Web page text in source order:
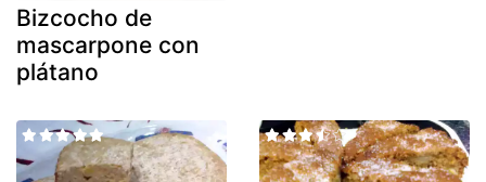
Bizcocho de
mascarpone con
plátano